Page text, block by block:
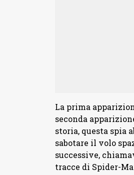
La prima
seconda
storia, questa spia
sabotare il volo
successive,
tracce di Spider-